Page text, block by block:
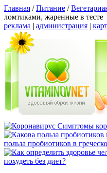
Главная /Питание /
ломтиками, жаренные в тесте
реклама | администрация |
Симптомы
польза пробиотиков в
похудеть без диет?